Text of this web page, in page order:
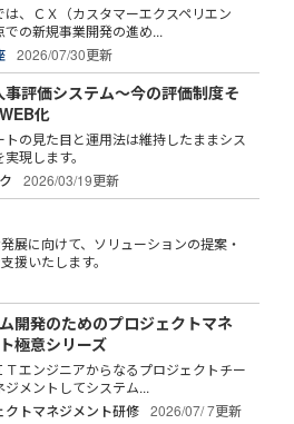
は、ＣＸ（カスタマーエクスペリエン
での新規事業開発の進め...
2026/07/30更新
評価システム～今の評価制度そ
化
トの見た目と運用法は維持したままシス
現します。
2026/03/19更新
展に向けて、ソリューションの提案・
援いたします。
開発のためのプロジェクトマネ
極意シリーズ
Ｔエンジニアからなるプロジェクトチー
ジメントしてシステム...
クトマネジメント研修
2026/07/ 7更新